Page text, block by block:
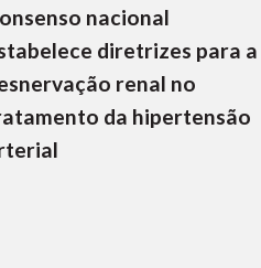
nacional
diretrizes para a
renal no
da hipertensão